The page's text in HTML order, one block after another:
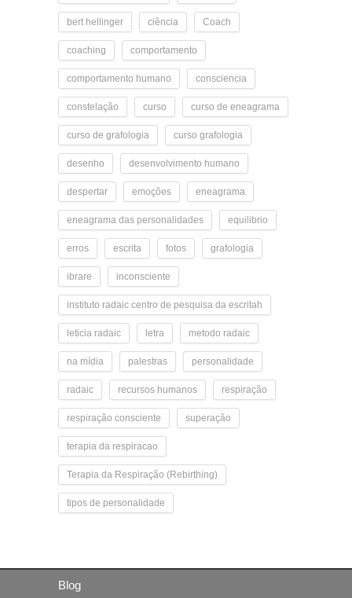
bert hellinger ciência Coach
coaching comportamento
comportamento humano consciencia
constelação curso curso de eneagrama
curso de grafologia curso grafologia
desenho desenvolvimento humano
despertar emoções eneagrama
eneagrama das personalidades equilibrio
erros escrita fotos grafologia
ibrare inconsciente
instituto radaic centro de pesquisa da escritah
leticia radaic letra metodo radaic
na mídia palestras personalidade
radaic recursos humanos respiração
respiração consciente superação
terapia da respiracao
Terapia da Respiração (Rebirthing)
tipos de personalidade
Blog